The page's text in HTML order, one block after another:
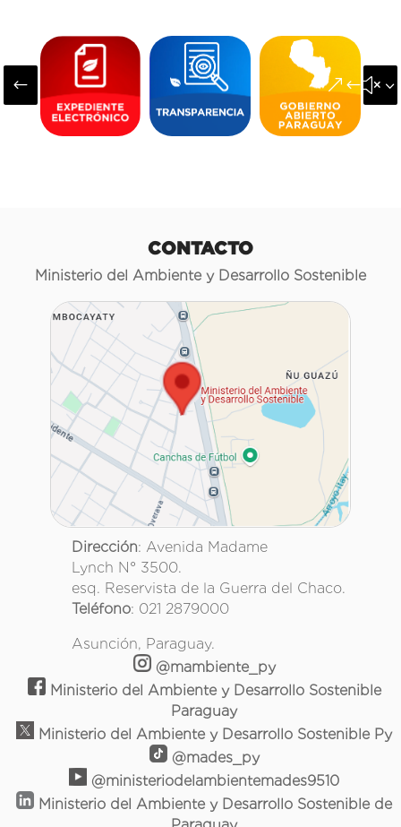
#
CONTACTO
Ministerio del Ambiente y Desarrollo Sostenible
Dirección: Avenida Madame
Lynch N° 3500.
esq. Reservista de la Guerra del Chaco.
Teléfono: 021 2879000
Asunción, Paraguay.
@mambiente_py
Ministerio del Ambiente y Desarrollo Sostenible
Paraguay
Ministerio del Ambiente y Desarrollo Sostenible Py
@mades_py
@ministeriodelambientemades9510
Ministerio del Ambiente y Desarrollo Sostenible de